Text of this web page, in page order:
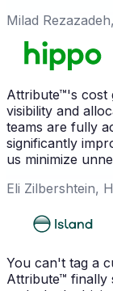
Milad
Attribute™'s
visibility and
teams are fully
significantly
us minimize
Eli Zilbershtein,
You can't tag a
Attribute™ finally